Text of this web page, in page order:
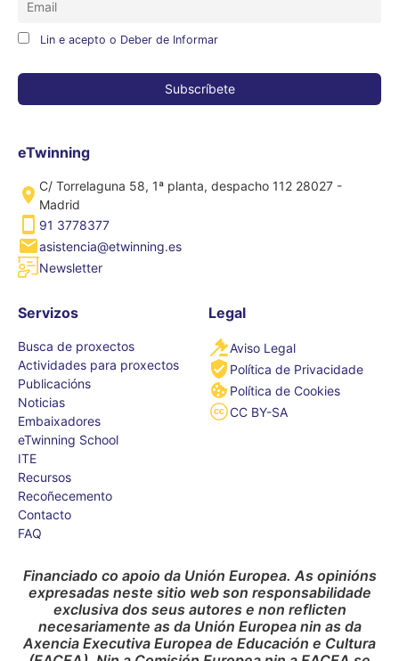
Lin e acepto o Deber de Informar
eTwinning
C/ Torrelaguna 58, 1ª planta, despacho 112 28027 -
Madrid
91 3778377
asistencia@etwinning.es
Newsletter
Servizos
Busca de proxectos
Actividades para proxectos
Publicacións
Noticias
Embaixadores
eTwinning School
ITE
Recursos
Recoñecemento
Contacto
FAQ
Legal
Aviso Legal
Política de Privacidade
Política de Cookies
CC BY-SA
Financiado co apoio da Unión Europea. As opinións
expresadas neste sitio web son responsabilidade
exclusiva dos seus autores e non reflicten
necesariamente as da Unión Europea nin as da
Axencia Executiva Europea de Educación e Cultura